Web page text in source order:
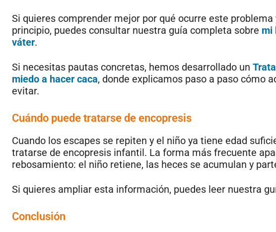
Si quieres comprender mejor por qué ocurre este
principio, puedes consultar nuestra guía completa sobre mi
váter.
Si necesitas pautas concretas, hemos desarrollado un
miedo a hacer caca, donde explicamos paso a paso cómo
evitar.
Cuándo puede tratarse de encopresis
Cuando los escapes se repiten y el niño ya tiene edad
tratarse de encopresis infantil. La forma más frecuente
rebosamiento: el niño retiene, las heces se acumulan y
Si quieres ampliar esta información, puedes leer nuestra
Conclusión